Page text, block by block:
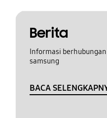
Berita
Informasi
samsung
BACA